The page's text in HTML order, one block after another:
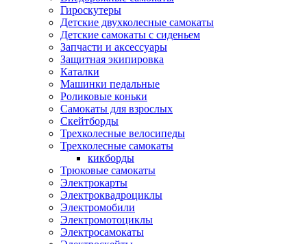
Гироскутеры
Детские двухколесные самокаты
Детские самокаты с сиденьем
Запчасти и аксессуары
Защитная экипировка
Каталки
Машинки педальные
Роликовые коньки
Самокаты для взрослых
Скейтборды
Трехколесные велосипеды
Трехколесные самокаты
кикборды
Трюковые самокаты
Электрокарты
Электроквадроциклы
Электромобили
Электромотоциклы
Электросамокаты